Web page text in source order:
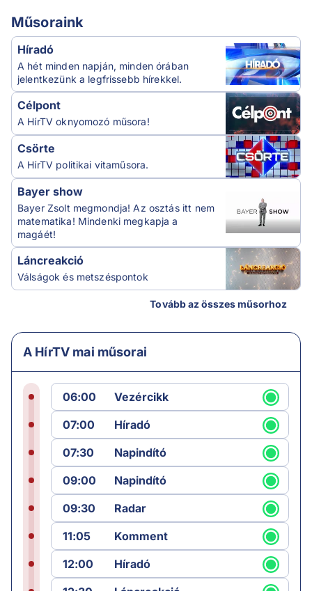
Műsoraink
Híradó
A hét minden napján, minden órában
jelentkezünk a legfrissebb hírekkel.
Célpont
A HírTV oknyomozó műsora!
Csörte
A HírTV politikai vitaműsora.
Bayer show
Bayer Zsolt megmondja! Az osztás itt nem
matematika! Mindenki megkapja a
magáét!
Láncreakció
Válságok és metszéspontok
Tovább az összes műsorhoz
A HírTV mai műsorai
06:00
Vezércikk
07:00
Híradó
07:30
Napindító
09:00
Napindító
09:30
Radar
11:05
Komment
12:00
Híradó